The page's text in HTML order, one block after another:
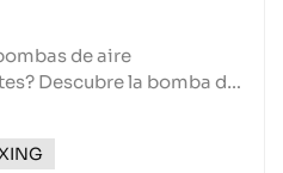
de aire
Descubre la bomba de
solución definitiva para
rápida y sencilla, en
qué elegir el